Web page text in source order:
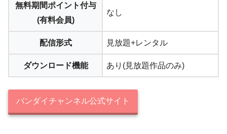
無料期間ポイント付与
(有料会員)
なし
配信形式 見放題+レンタル
ダウンロード機能 あり(見放題作品のみ)
バンダイチャンネル公式サイト